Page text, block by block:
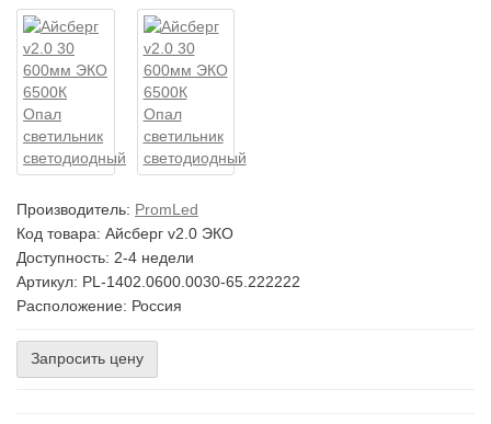
Производитель: PromLed
Код товара: Айсберг v2.0 ЭКО
Доступность: 2-4 недели
Артикул: PL-1402.0600.0030-65.222222
Расположение: Россия
Запросить цену